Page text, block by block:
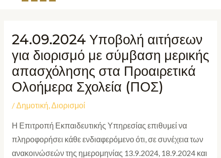
24.09.2024 Υποβολή αιτήσεων
για διορισμό με σύμβαση μερικής
απασχόλησης στα Προαιρετικά
Ολοήμερα Σχολεία (ΠΟΣ)
/Δημοτική,Διορισμοί
Η Επιτροπή Εκπαιδευτικής Υπηρεσίας επιθυμεί να
πληροφορήσει κάθε ενδιαφερόμενο ότι, σε συνέχεια των
ανακοινώσεών της ημερομηνίας 13.9.2024, 18.9.2024 και